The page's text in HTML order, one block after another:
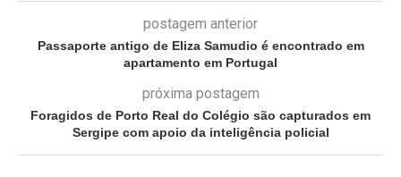
postagem anterior
Passaporte antigo de Eliza Samudio é encontrado em
apartamento em Portugal
próxima postagem
Foragidos de Porto Real do Colégio são capturados em
Sergipe com apoio da inteligência policial